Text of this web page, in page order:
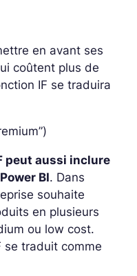
en avant ses
coûtent plus de
IF se traduira
peut aussi inclure
BI. Dans
souhaite
en plusieurs
ou low cost.
se traduit comme